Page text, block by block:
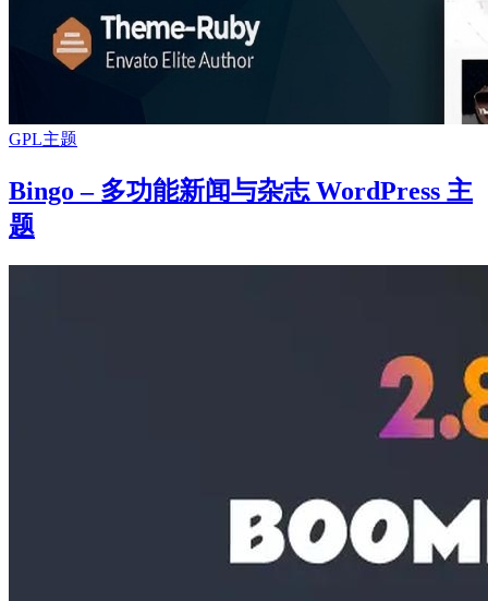
GPL主题
Bingo – 多功能新闻与杂志 WordPress 主
题